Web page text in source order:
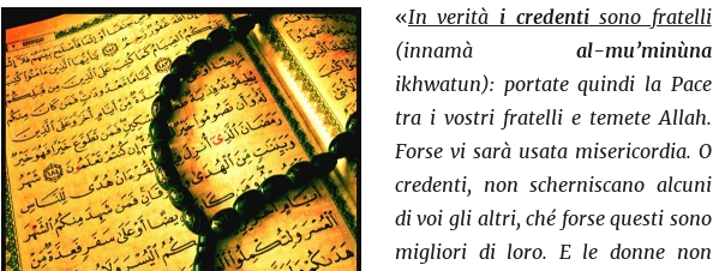
«In verità i credentisono fratelli
(innamà al-mu’minùna
ikhwatun): portate quindi la Pace
tra i vostri fratelli e temete Allah.
Forse vi sarà usata misericordia. O
credenti, non scherniscano alcuni
di voi gli altri, ché forse questi sono
migliori di loro. E le donne non